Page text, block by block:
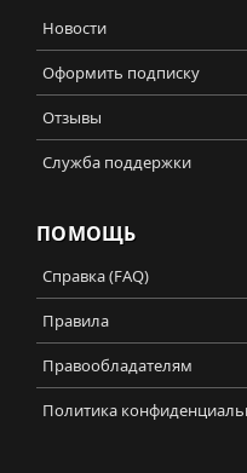
Новости
Оформить подписку
Отзывы
Служба поддержки
ПОМОЩЬ
Справка (FAQ)
Правила
Правообладателям
Политика